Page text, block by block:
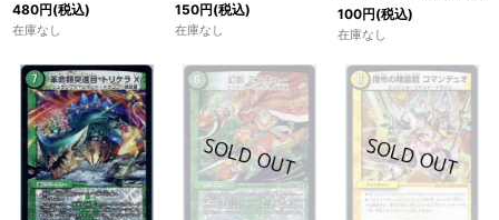
480円(税込)
在庫なし
150円(税込)
在庫なし
100円(税込)
在庫なし